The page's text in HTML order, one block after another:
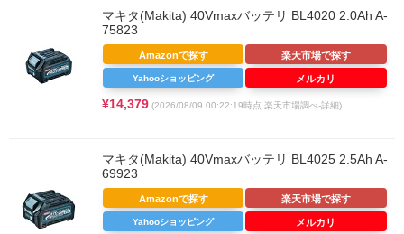
マキタ(Makita) 40Vmaxバッテリ BL4020 2.0Ah A-
75823
¥14,379 (2026/08/09 00:22:19時点 楽天市場調べ-詳細)
Amazonで探す 楽天市場で探す
Yahooショッピング メルカリ
マキタ(Makita) 40Vmaxバッテリ BL4025 2.5Ah A-
69923
Amazonで探す 楽天市場で探す
Yahooショッピング メルカリ